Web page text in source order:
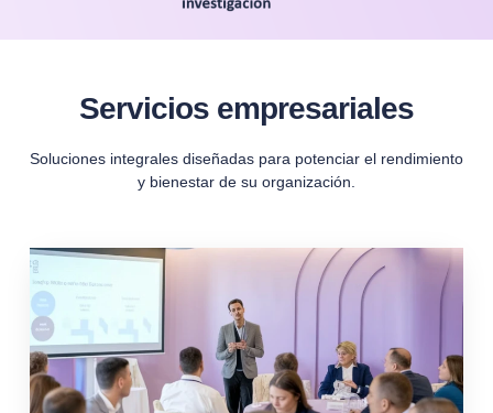
Servicios empresariales
Soluciones integrales diseñadas para potenciar el rendimiento
y bienestar de su organización.